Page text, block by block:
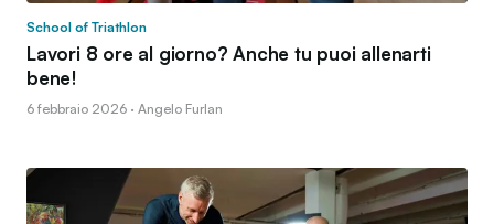
School of Triathlon
Lavori 8 ore al giorno? Anche tu puoi allenarti
bene!
6 febbraio 2026 · Angelo Furlan